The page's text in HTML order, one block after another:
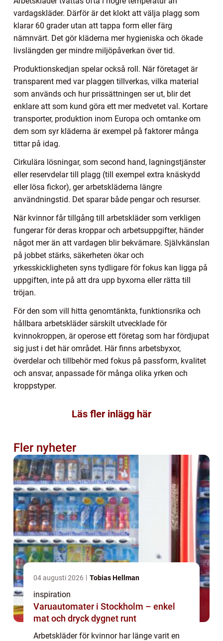
vardagskläder. Därför är det klokt att välja plagg som
klarar 60 grader utan att tappa form eller färg
nämnvärt. Det gör kläderna mer hygieniska och ökade
livslängden ger mindre miljöpåverkan över tid.
Produktionskedjan spelar också roll. När företaget är
transparent med var plaggen tillverkas, vilka material
som används och hur prissättningen ser ut, blir det
enklare att som kund göra ett mer medvetet val. Kortare
transporter, produktion inom Europa och omtanke om
dem som syr kläderna är exempel på faktorer många
tittar på idag.
Cirkulära lösningar, som second hand, lagningstjänster
eller reservdelar till plagg (till exempel extra knäskydd
eller lösa fickor), ger arbetskläderna längre
användningstid. Det sparar både pengar och resurser.
När kvinnor får tillgång till arbetskläder som verkligen
fungerar för deras kroppar och arbetsuppgifter, händer
något mer än att vardagen blir bekvämare. Självkänslan
på jobbet stärks, säkerheten ökar och
yrkesskickligheten syns tydligare för fokus kan ligga på
uppgiften, inte på att dra upp byxorna eller rätta till
tröjan.
För den som vill hitta genomtänkta, funktionsrika och
hållbara arbetskläder särskilt utvecklade för
kvinnokroppen, är operose ett företag som har fördjupat
sig just i det här området. Här finns arbetsbyxor,
överdelar och tillbehör med fokus på passform, kvalitet
och ansvar, anpassade för många olika yrken och
kroppstyper.
Läs fler inlägg här
Fler nyheter
04 augusti 2026 Tobias Hellman
inspiration
Varuautomater i Stockholm – enkel
mat och dryck dygnet runt
Arbetskläder för kvinnor har länge varit en